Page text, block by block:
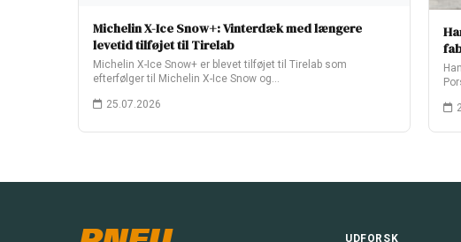
Michelin X-Ice Snow+: Vinterdæk med længere
levetid tilføjet til Tirelab
Michelin X-Ice Snow+ er blevet tilføjet til Tirelab som
efterfølger til Michelin X-Ice Snow og…
25.07.2026
UDFORSK